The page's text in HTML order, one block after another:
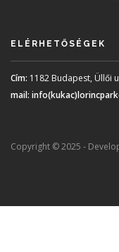
ELÉRHETŐSÉGEK
Cím: 1182 Budapest, Üllői
mail:
Copyright © 2025 -